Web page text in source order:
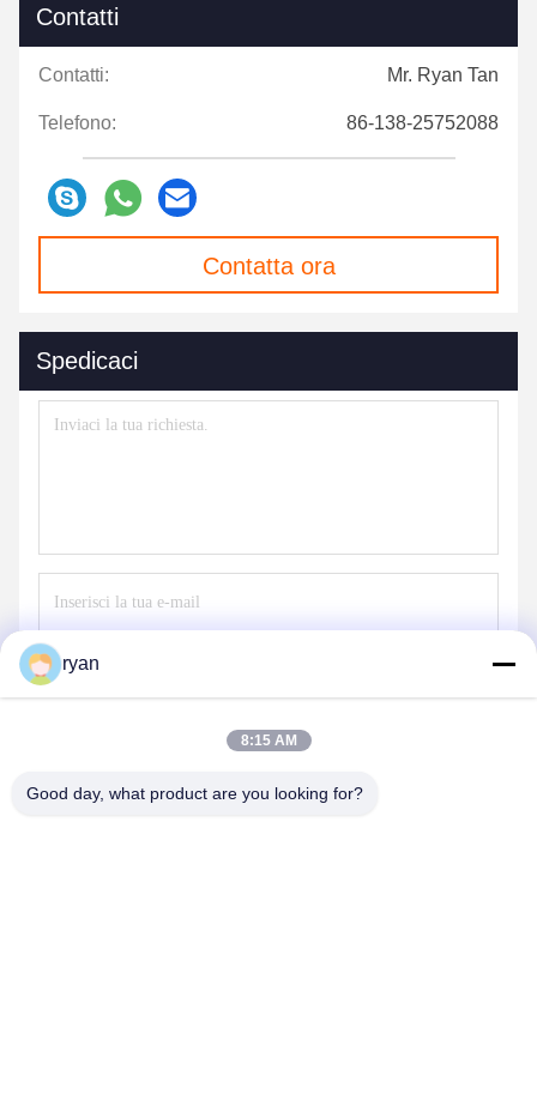
Contatti
Contatti: Mr. Ryan Tan
Telefono: 86-138-25752088
Contatta ora
Spedicaci
ryan
8:15 AM
Good day, what product are you looking for?